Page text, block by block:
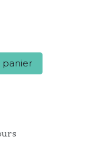
panier